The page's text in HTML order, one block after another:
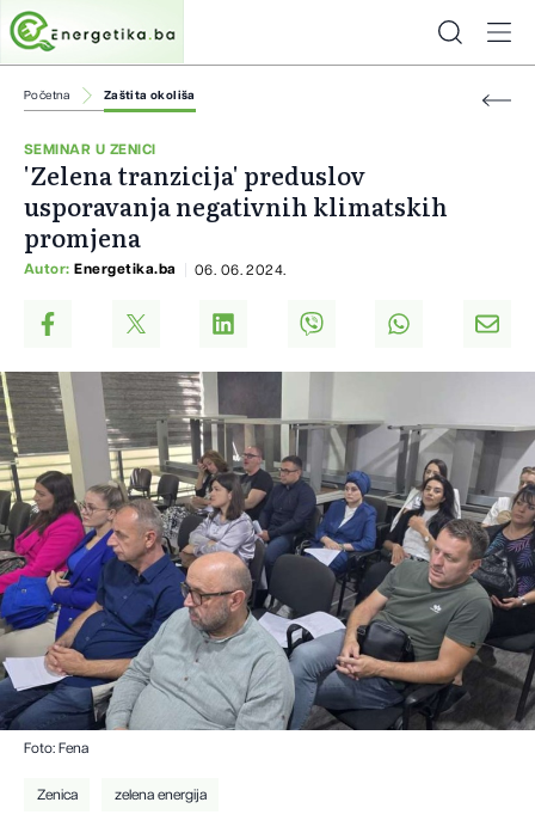
Početna Zaštita okoliša
SEMINAR U ZENICI
'Zelena tranzicija' preduslov
usporavanja negativnih klimatskih
promjena
Autor: Energetika.ba 06. 06. 2024.
Foto: Fena
Zenica zelena energija